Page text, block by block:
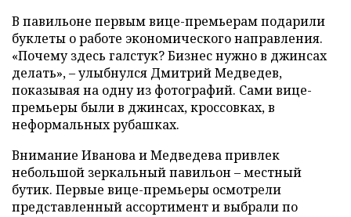
В павильоне первым вице-премьерам подарили
буклеты о работе экономического направления.
«Почему здесь галстук? Бизнес нужно в джинсах
делать», – улыбнулся Дмитрий Медведев,
показывая на одну из фотографий. Сами вице-
премьеры были в джинсах, кроссовках, в
неформальных рубашках.
Внимание Иванова и Медведева привлек
небольшой зеркальный павильон – местный
бутик. Первые вице-премьеры осмотрели
представленный ассортимент и выбрали по